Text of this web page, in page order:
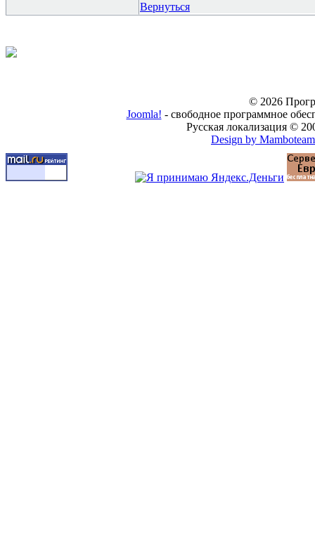
Вернуться
© 2026
Joomla! - свободное программное
Русская локализация ©
Design by